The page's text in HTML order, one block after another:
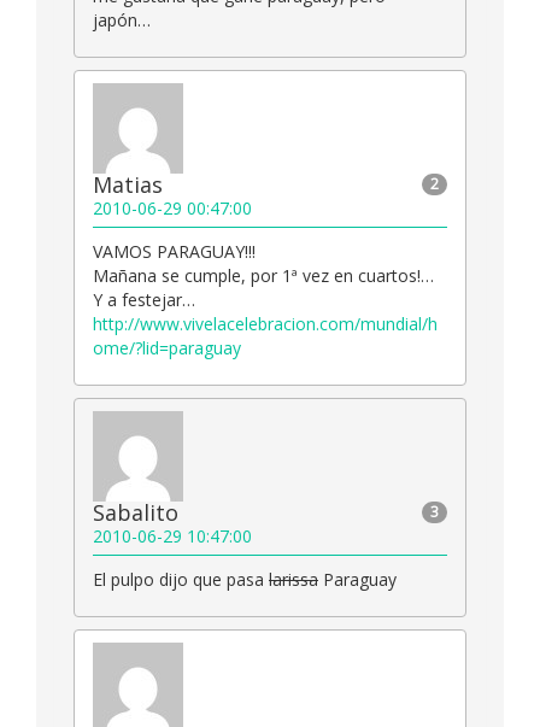
japón…
2
Matias
2010-06-29 00:47:00
VAMOS PARAGUAY!!!
Mañana se cumple, por 1ª vez en cuartos!…
Y a festejar…
http://www.vivelacelebracion.com/mundial/h
ome/?lid=paraguay
3
Sabalito
2010-06-29 10:47:00
El pulpo dijo que pasa larissa Paraguay